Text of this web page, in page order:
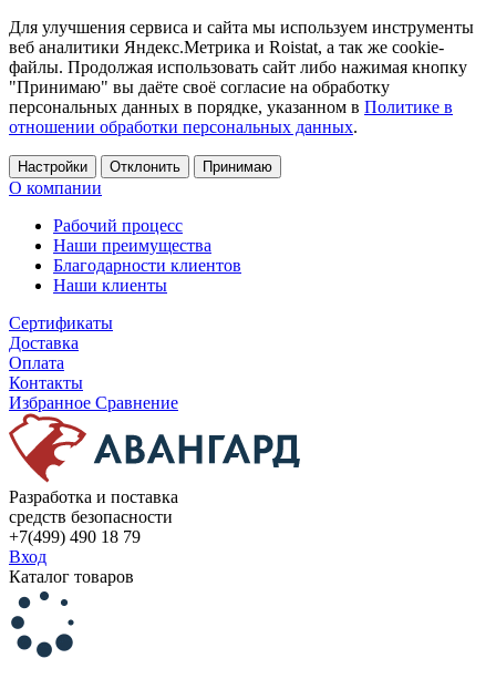
Для улучшения сервиса и сайта мы используем инструменты
веб аналитики Яндекс.Метрика и Roistat, а так же cookie-
файлы. Продолжая использовать сайт либо нажимая кнопку
"Принимаю" вы даёте своё согласие на обработку
персональных данных в порядке, указанном в Политике в
отношении обработки персональных данных.
Настройки Отклонить Принимаю
О компании
Рабочий процесс
Наши преимущества
Благодарности клиентов
Наши клиенты
Сертификаты
Доставка
Оплата
Контакты
Избранное Сравнение
Разработка и поставка
средств безопасности
+7(499) 490 18 79
Вход
Каталог товаров